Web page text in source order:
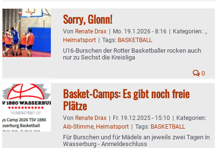
Sorry, Glonn!
Von Renate Drax | Mo. 19.1.2026 - 8:16 | Kategorien: .,
Heimatsport | Tags: BASKETBALL
U16-Burschen der Rotter Basketballer rocken auch
nur zu Sechst die Kreisliga
0
Basket-Camps: Es gibt noch freie
Plätze
Von Renate Drax | Fr. 19.12.2025 - 15:10 | Kategorien:
Aib-Stimme, Heimatsport | Tags: BASKETBALL
Für Burschen und für Mädels an jeweils zwei Tagen in
Wasserburg - Anmeldeschluss